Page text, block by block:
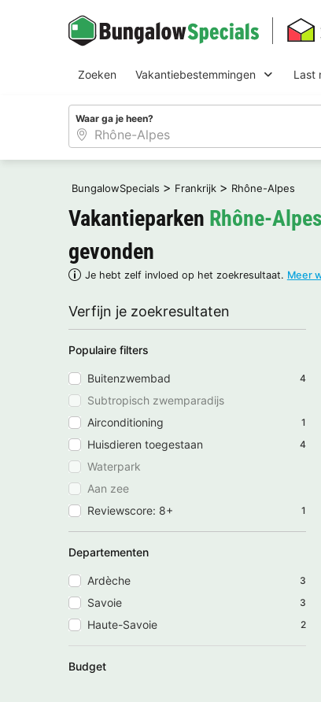
Zoeken Vakantiebestemmingen Last
Waar ga je heen?
BungalowSpecials > Frankrijk > Rhône-Alpes
Vakantieparken Rhône-Alpes
gevonden
Je hebt zelf invloed op het zoekresultaat. Meer
Verfijn je zoekresultaten
Populaire filters
Buitenzwembad 4
Subtropisch zwemparadijs
Airconditioning
1
Huisdieren toegestaan 4
Waterpark
Aan zee
Reviewscore: 8+
1
Departementen
Ardèche 3
Savoie 3
Haute-Savoie 2
Budget